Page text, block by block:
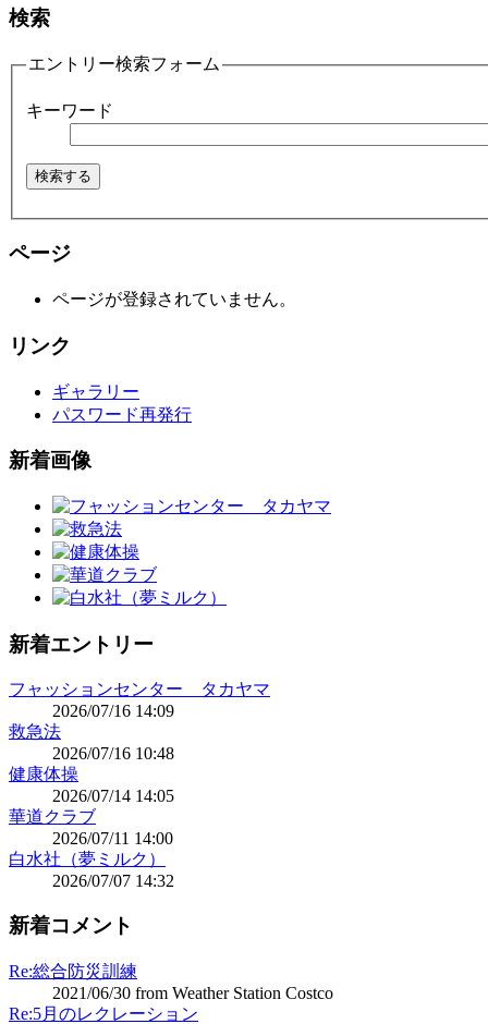
検索
エントリー検索フォーム
キーワード
ページ
ページが登録されていません。
リンク
ギャラリー
パスワード再発行
新着画像
新着エントリー
フャッションセンター タカヤマ
2026/07/16 14:09
救急法
2026/07/16 10:48
健康体操
2026/07/14 14:05
華道クラブ
2026/07/11 14:00
白水社（夢ミルク）
2026/07/07 14:32
新着コメント
Re:総合防災訓練
2021/06/30 from Weather Station Costco
Re:5月のレクレーション